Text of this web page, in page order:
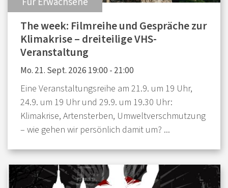
The week: Filmreihe und Gespräche zur
Klimakrise – dreiteilige VHS-
Veranstaltung
Mo. 21. Sept. 2026 19:00 - 21:00
Eine Veranstaltungsreihe am 21.9. um 19 Uhr,
24.9. um 19 Uhr und 29.9. um 19.30 Uhr:
Klimakrise, Artensterben, Umweltverschmutzung
– wie gehen wir persönlich damit um? ...